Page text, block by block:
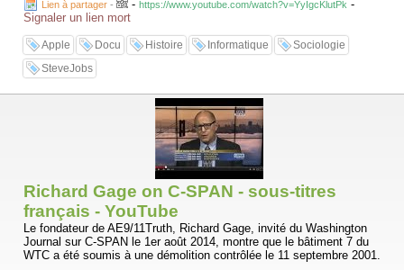
compare le succès de Steve Jobs à celui d'Hollywood, en soulignant
que l'humanité préfère en général "la facilité et le confort" à la liberté,
un tour d'horizon distancié et instructif, en forme d'autobiographie d'un
Apple-addict.
Lien à partager - - https://www.youtube.com/watch?v=YyIgcKlutPk -
Signaler un lien mort
Apple Docu Histoire Informatique
Sociologie
SteveJobs
Richard Gage on C-SPAN - sous-titres
français - YouTube
Le fondateur de AE9/11Truth, Richard Gage, invité du Washington
Journal sur C-SPAN le 1er août 2014, montre que le bâtiment 7 du
WTC a été soumis à une démolition contrôlée le 11 septembre 2001.